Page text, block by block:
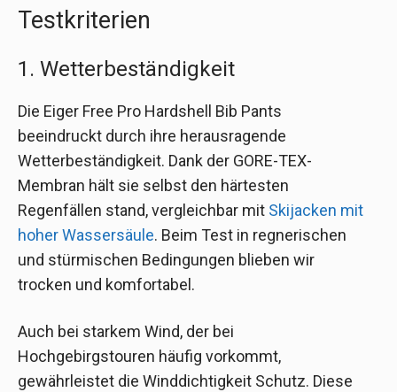
Testkriterien
1. Wetterbeständigkeit
Die Eiger Free Pro Hardshell Bib Pants
beeindruckt durch ihre herausragende
Wetterbeständigkeit. Dank der GORE-TEX-
Membran hält sie selbst den härtesten
Regenfällen stand, vergleichbar mit Skijacken mit
hoher Wassersäule. Beim Test in regnerischen
und stürmischen Bedingungen blieben wir
trocken und komfortabel.
Auch bei starkem Wind, der bei
Hochgebirgstouren häufig vorkommt,
gewährleistet die Winddichtigkeit Schutz. Diese